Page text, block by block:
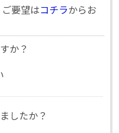
要望はコチラからお
か？
したか？